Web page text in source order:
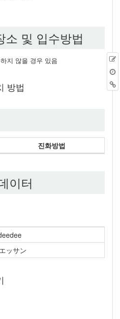
소 및 입수방법
지 않을 경우 있음
방법
진화방법
이터
ッサン